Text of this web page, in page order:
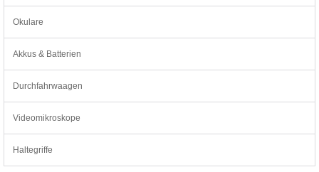
Okulare
Akkus & Batterien
Durchfahrwaagen
Videomikroskope
Haltegriffe